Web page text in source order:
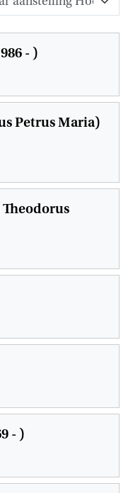
- )
Petrus Maria)
- )